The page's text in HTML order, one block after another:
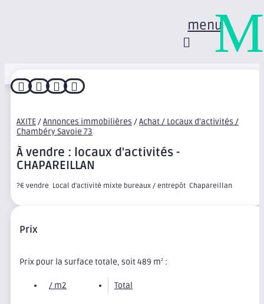
menu
   
AXITE/Annonces immobilières /Achat / Locaux d'activités /
Chambéry Savoie 73
À vendre : locaux d'activités -
CHAPAREILLAN
?€ vendre  Local d'activité mixte bureaux / entrepôt  Chapareillan
Prix
Prix pour la surface totale, soit 489 m2 :
/ m2 Total
M